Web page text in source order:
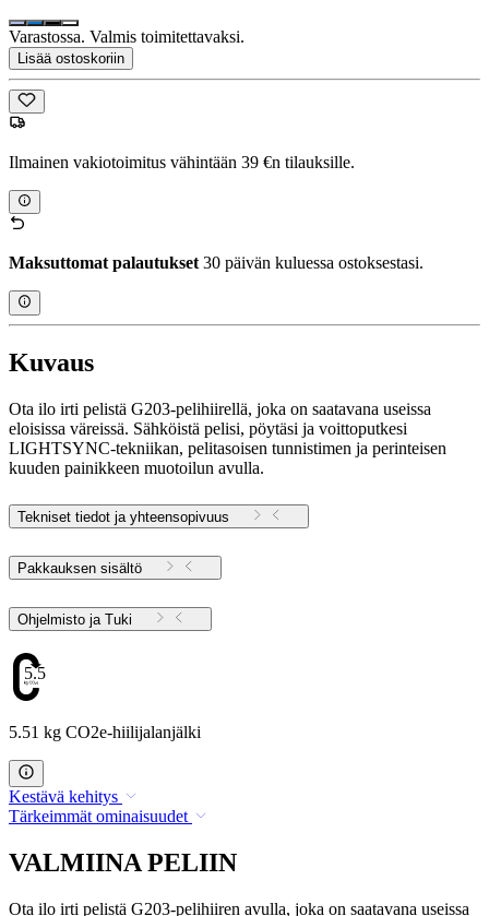
Varastossa. Valmis toimitettavaksi.
Lisää ostoskoriin
Ilmainen vakiotoimitus vähintään 39 €n tilauksille.
Maksuttomat palautukset30 päivän kuluessa ostoksestasi.
Kuvaus
Ota ilo irti pelistä G203-pelihiirellä, joka on saatavana useissa
eloisissa väreissä. Sähköistä pelisi, pöytäsi ja voittoputkesi
LIGHTSYNC-tekniikan, pelitasoisen tunnistimen ja perinteisen
kuuden painikkeen muotoilun avulla.
Tekniset tiedot ja yhteensopivuus
Pakkauksen sisältö
Ohjelmisto ja Tuki
5.51
5.51 kg CO2e-hiilijalanjälki
Kestävä kehitys
Tärkeimmät ominaisuudet
VALMIINA PELIIN
Ota ilo irti pelistä G203-pelihiiren avulla, joka on saatavana useissa